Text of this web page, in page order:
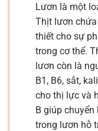
Lươn là một
Thịt lươn
thiết cho sự
trong cơ thể.
lươn còn là
B1, B6, sắt,
cho thị lực và
B giúp
trong lươn hỗ